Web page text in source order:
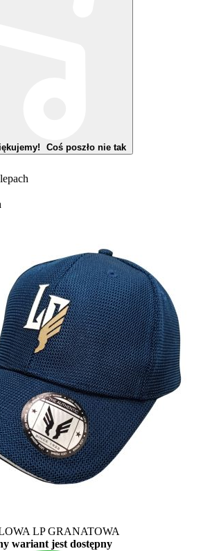
Coś poszło nie tak
LP GRANATOWA
wariant jest dostępny